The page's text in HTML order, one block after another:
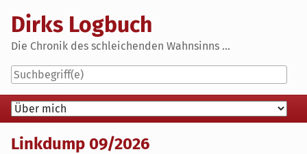
content
Dirks Logbuch
Die Chronik des schleichenden Wahnsinns ...
Navigation
Linkdump 09/2026